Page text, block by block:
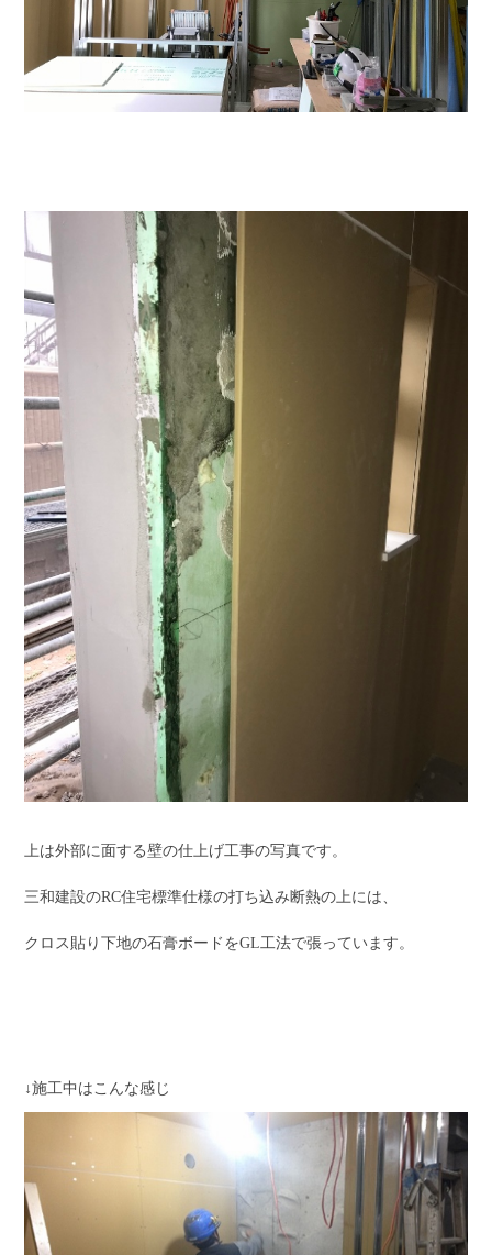
上は外部に面する壁の仕上げ工事の写真です。
三和建設のRC住宅標準仕様の打ち込み断熱の上には、
クロス貼り下地の石膏ボードをGL工法で張っています。
↓施工中はこんな感じ